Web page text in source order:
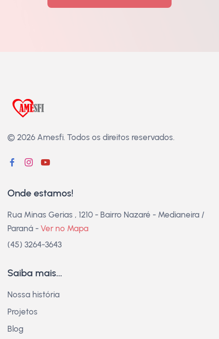
© 2026 Amesfi. Todos os direitos reservados.
Onde estamos!
Rua Minas Gerias , 1210 - Bairro Nazaré - Medianeira /
Paraná - Ver no Mapa
(45) 3264-3643
Saiba mais...
Nossa história
Projetos
Blog